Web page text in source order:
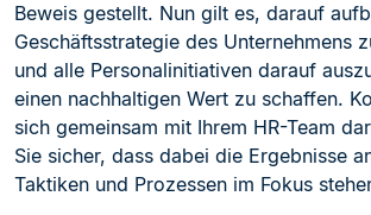
Beweis gestellt. Nun gilt es, darauf
Geschäftsstrategie des Unternehmens
und alle Personalinitiativen darauf
einen nachhaltigen Wert zu schaffen.
sich gemeinsam mit Ihrem HR-Team
Sie sicher, dass dabei die Ergebnisse
Taktiken und Prozessen im Fokus